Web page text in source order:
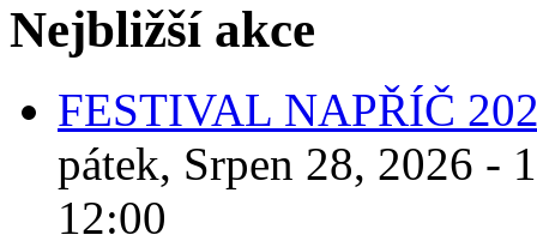
Nejbližší akce
FESTIVAL NAPŘÍČ
pátek, Srpen 28, 2026 -
12:00